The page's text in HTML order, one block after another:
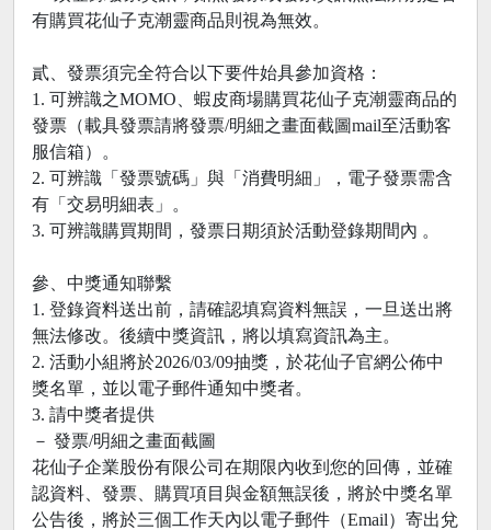
有購買花仙子克潮靈商品則視為無效。
貳、發票須完全符合以下要件始具參加資格：
1. 可辨識之MOMO、蝦皮商場購買花仙子克潮靈商品的
發票（載具發票請將發票/明細之畫面截圖mail至活動客
服信箱）。
2. 可辨識「發票號碼」與「消費明細」，電子發票需含
有「交易明細表」。
3. 可辨識購買期間，發票日期須於活動登錄期間內 。
參、中獎通知聯繫
1. 登錄資料送出前，請確認填寫資料無誤，一旦送出將
無法修改。後續中獎資訊，將以填寫資訊為主。
2. 活動小組將於2026/03/09抽獎，於花仙子官網公佈中
獎名單，並以電子郵件通知中獎者。
3. 請中獎者提供
－ 發票/明細之畫面截圖
花仙子企業股份有限公司在期限內收到您的回傳，並確
認資料、發票、購買項目與金額無誤後，將於中獎名單
公告後，將於三個工作天內以電子郵件（Email）寄出兌